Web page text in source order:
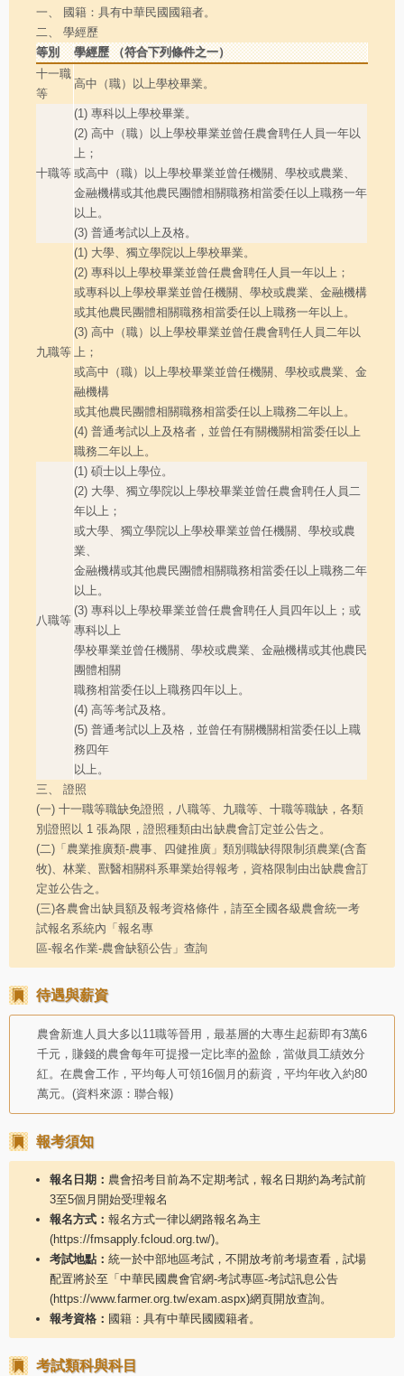
一、 國籍：具有中華民國國籍者。
二、 學經歷
等別
學經歷 （符合下列條件之一）
十一職
等
高中（職）以上學校畢業。
十職等
(1) 專科以上學校畢業。
(2) 高中（職）以上學校畢業並曾任農會聘任人員一年以
上；
或高中（職）以上學校畢業並曾任機關、學校或農業、
金融機構或其他農民團體相關職務相當委任以上職務一年
以上。
(3) 普通考試以上及格。
九職等
(1) 大學、獨立學院以上學校畢業。
(2) 專科以上學校畢業並曾任農會聘任人員一年以上；
或專科以上學校畢業並曾任機關、學校或農業、金融機構
或其他農民團體相關職務相當委任以上職務一年以上。
(3) 高中（職）以上學校畢業並曾任農會聘任人員二年以
上；
或高中（職）以上學校畢業並曾任機關、學校或農業、金
融機構
或其他農民團體相關職務相當委任以上職務二年以上。
(4) 普通考試以上及格者，並曾任有關機關相當委任以上
職務二年以上。
八職等
(1) 碩士以上學位。
(2) 大學、獨立學院以上學校畢業並曾任農會聘任人員二
年以上；
或大學、獨立學院以上學校畢業並曾任機關、學校或農
業、
金融機構或其他農民團體相關職務相當委任以上職務二年
以上。
(3) 專科以上學校畢業並曾任農會聘任人員四年以上；或
專科以上
學校畢業並曾任機關、學校或農業、金融機構或其他農民
團體相關
職務相當委任以上職務四年以上。
(4) 高等考試及格。
(5) 普通考試以上及格，並曾任有關機關相當委任以上職
務四年
以上。
三、 證照
(一) 十一職等職缺免證照，八職等、九職等、十職等職缺，各類
別證照以 1 張為限，證照種類由出缺農會訂定並公告之。
(二)「農業推廣類-農事、四健推廣」類別職缺得限制須農業(含畜
牧)、林業、獸醫相關科系畢業始得報考，資格限制由出缺農會訂
定並公告之。
(三)各農會出缺員額及報考資格條件，請至全國各級農會統一考
試報名系統內「報名專
區-報名作業-農會缺額公告」查詢
待遇與薪資
農會新進人員大多以11職等晉用，最基層的大專生起薪即有3萬6
千元，賺錢的農會每年可提撥一定比率的盈餘，當做員工績效分
紅。在農會工作，平均每人可領16個月的薪資，平均年收入約80
萬元。(資料來源：聯合報)
報考須知
報名日期： 農會招考目前為不定期考試，報名日期約為考試前
3至5個月開始受理報名
報名方式： 報名方式一律以網路報名為主
(https://fmsapply.fcloud.org.tw/)。
考試地點： 統一於中部地區考試，不開放考前考場查看，試場
配置將於至「中華民國農會官網-考試專區-考試訊息公告
(https://www.farmer.org.tw/exam.aspx)網頁開放查詢。
報考資格： 國籍：具有中華民國國籍者。
考試類科與科目